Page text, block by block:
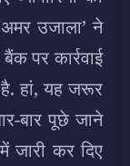
उजाला’ ने
पर कार्रवाई
है. हां, यह जरूर
बार पूछे जाने
जारी कर दिए